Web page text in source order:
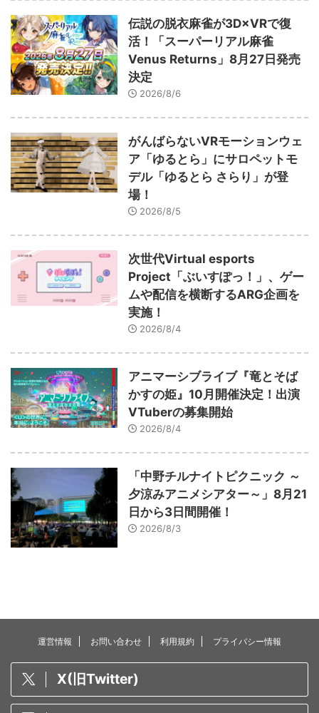
伝説の脱衣麻雀が3D×VRで復
活！「スーパーリアル麻雀
Venus Returns」8月27日発売
決定
2026/8/6
がんばらないVRモーションウェ
ア「ゆるとら」にサロペットモ
デル「ゆるとら さらり」が登
場！
2026/8/5
次世代Virtual esports
Project「ぶいすぽっ！」、ゲー
ムや配信を横断するARG企画を
実施！
2026/8/4
アニマーシブライブ『竜とそば
かすの姫』10月開催決定！出演
VTuberの募集開始
2026/8/4
「中野チルナイトピクニック ～
夕涼みアニメシアター～」8月21
日から3日間開催！
2026/8/3
運営情報 お問い合わせ 利用規約 プライバシー情報
X(旧Twitter)